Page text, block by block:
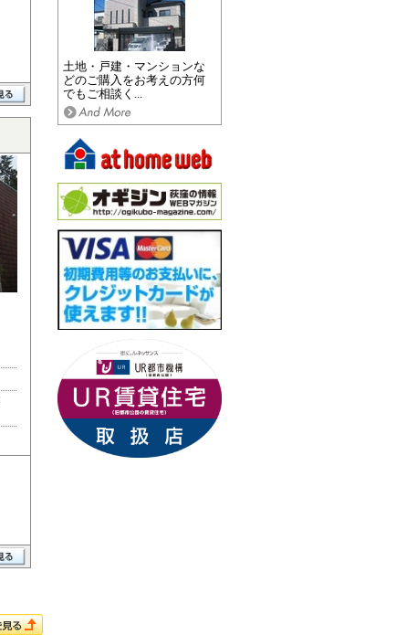
土地・戸建・マンションな
どのご購入をお考えの方何
でもご相談く...